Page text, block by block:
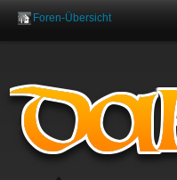
Foren-Übersicht